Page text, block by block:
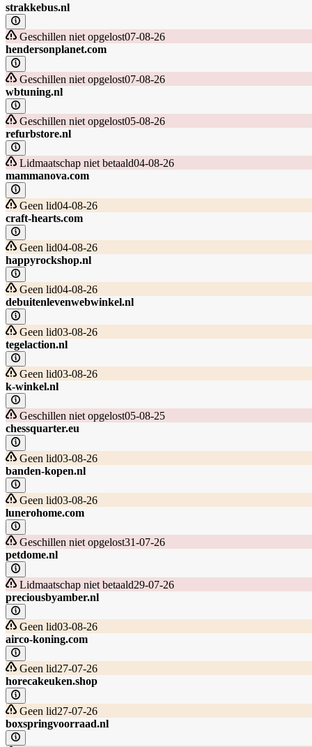
strakkebus.nl
Geschillen niet opgelost07-08-26
hendersonplanet.com
Geschillen niet opgelost07-08-26
wbtuning.nl
Geschillen niet opgelost05-08-26
refurbstore.nl
Lidmaatschap niet betaald04-08-26
mammanova.com
Geen lid04-08-26
craft-hearts.com
Geen lid04-08-26
happyrockshop.nl
Geen lid04-08-26
debuitenlevenwebwinkel.nl
Geen lid03-08-26
tegelaction.nl
Geen lid03-08-26
k-winkel.nl
Geschillen niet opgelost05-08-25
chessquarter.eu
Geen lid03-08-26
banden-kopen.nl
Geen lid03-08-26
lunerohome.com
Geschillen niet opgelost31-07-26
petdome.nl
Lidmaatschap niet betaald29-07-26
preciousbyamber.nl
Geen lid03-08-26
airco-koning.com
Geen lid27-07-26
horecakeuken.shop
Geen lid27-07-26
boxspringvoorraad.nl